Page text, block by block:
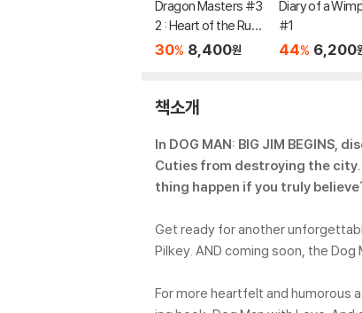
Dragon Masters #3
2 : Heart of the Ruby
Dragon (A Branches
30% 8,400원
Diary of a
#1
44% 6,200
책소개
In DOG MAN: BIG JIM
Cuties from destroying the
thing happen if you truly
Get ready for another
Pilkey. AND coming soon, the
For more heartfelt and humorous